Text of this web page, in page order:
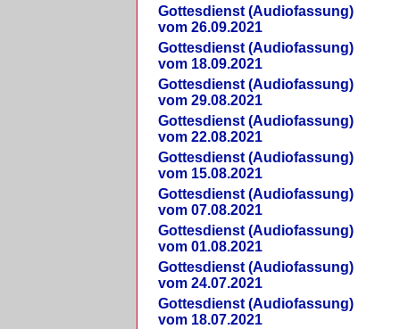
Gottesdienst (Audiofassung)
vom 26.09.2021
Gottesdienst (Audiofassung)
vom 18.09.2021
Gottesdienst (Audiofassung)
vom 29.08.2021
Gottesdienst (Audiofassung)
vom 22.08.2021
Gottesdienst (Audiofassung)
vom 15.08.2021
Gottesdienst (Audiofassung)
vom 07.08.2021
Gottesdienst (Audiofassung)
vom 01.08.2021
Gottesdienst (Audiofassung)
vom 24.07.2021
Gottesdienst (Audiofassung)
vom 18.07.2021